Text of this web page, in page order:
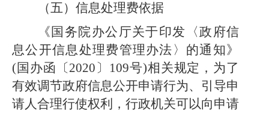
（五）信息处理费依据
《国务院办公厅关于印发〈政府信
息公开信息处理费管理办法〉的通知》
(国办函〔2020〕109号)相关规定，为了
有效调节政府信息公开申请行为、引导申
请人合理行使权利，行政机关可以向申请